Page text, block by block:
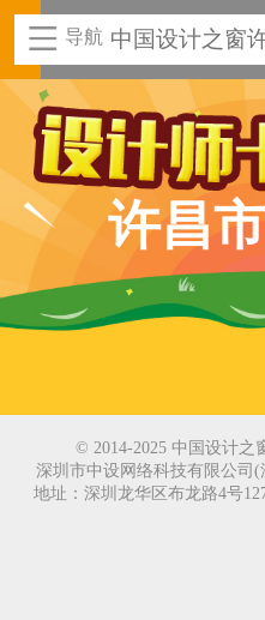
导航 中国设计之窗
许昌
© 2014-2025 中国设计之
深圳市中设网络科技有限公司
地址：深圳龙华区布龙路4号